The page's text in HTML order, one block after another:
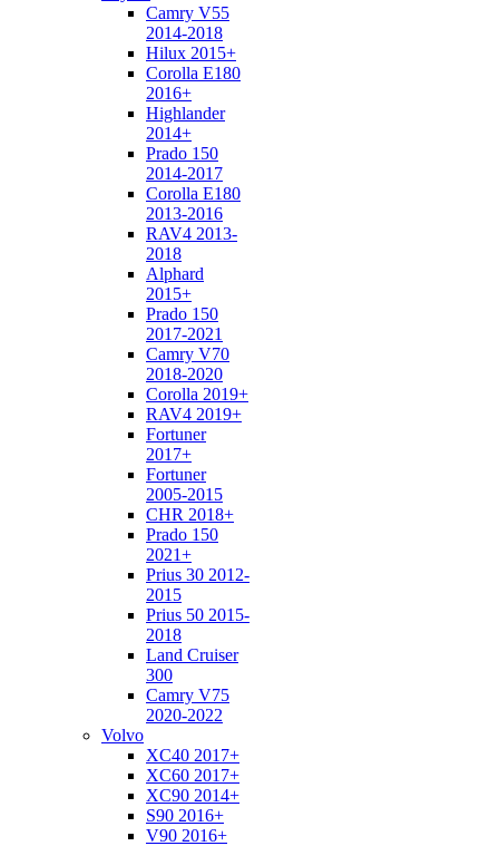
Camry V55
2014-2018
Hilux 2015+
Corolla E180
2016+
Highlander
2014+
Prado 150
2014-2017
Corolla E180
2013-2016
RAV4 2013-
2018
Alphard
2015+
Prado 150
2017-2021
Camry V70
2018-2020
Corolla 2019+
RAV4 2019+
Fortuner
2017+
Fortuner
2005-2015
CHR 2018+
Prado 150
2021+
Prius 30 2012-
2015
Prius 50 2015-
2018
Land Cruiser
300
Camry V75
2020-2022
Volvo
XC40 2017+
XC60 2017+
XC90 2014+
S90 2016+
V90 2016+